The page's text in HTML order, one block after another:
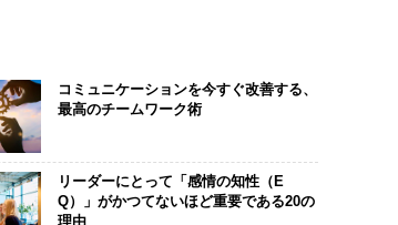
コミュニケーションを今すぐ改善する、
最高のチームワーク術
リーダーにとって「感情の知性（E
Q）」がかつてないほど重要である20の
理由